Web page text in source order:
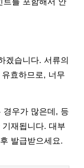
겠습니다. 서류의
효하므로, 너무
경우가 많은데, 등
재됩니다. 대부
발급받으세요.